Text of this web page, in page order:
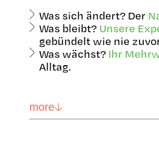
Was sich ändert? Der
Was bleibt? Unsere
gebündelt wie nie
Was wächst? Ihr
Alltag.
more